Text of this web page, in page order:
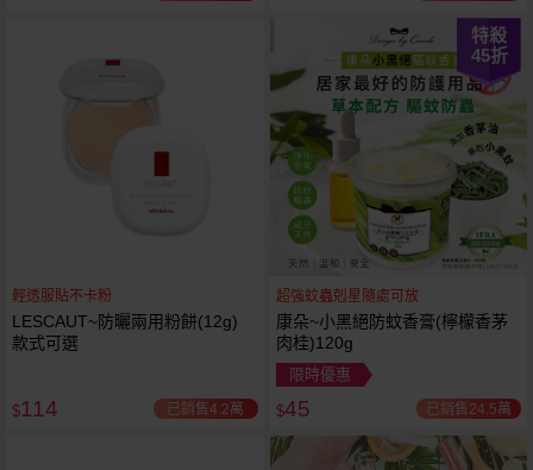
輕透服貼不卡粉
LESCAUT~防曬兩用粉餅(12g)
款式可選
$114 已銷售4.2萬
特殺
45折
超強蚊蟲剋星隨處可放
康朵~小黑絕防蚊香膏(檸檬香茅
肉桂)120g
限時優惠
$45 已銷售24.5萬